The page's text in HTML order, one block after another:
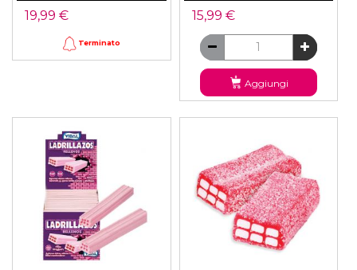
19,99 €
Terminato
15,99 €
Aggiungi